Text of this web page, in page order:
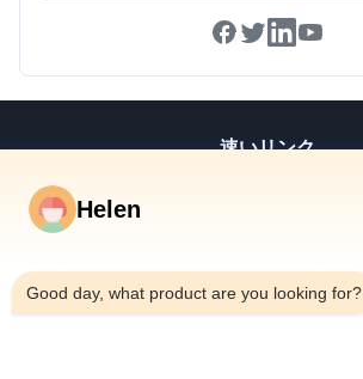
速いリンク
私達について
Helen
Good day, what product are you looking for?